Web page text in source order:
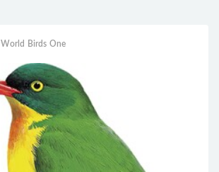
World Birds One